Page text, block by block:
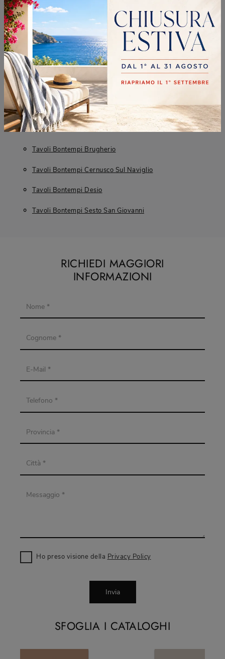
Fissi
I più visti a :
Brugherio Cernusco Sul Naviglio
Desio Sesto San Giovanni
CONTINUA A NAVIGARE
Tavoli Bontempi Brugherio
Tavoli Bontempi Cernusco Sul Naviglio
Tavoli Bontempi Desio
Tavoli Bontempi Sesto San Giovanni
SFOGLIA I CATALOGHI
RICHIEDI MAGGIORI
INFORMAZIONI
Ho preso visione della Privacy Policy
Invia